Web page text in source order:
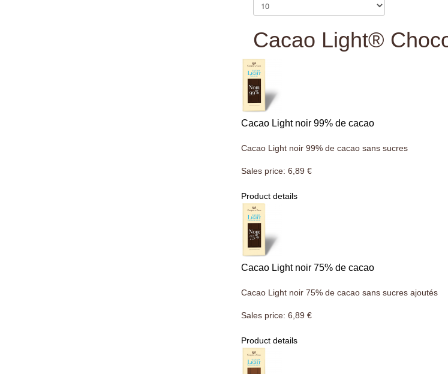
Cacao Light®
Cacao Light noir 99% de cacao
Cacao Light noir 99% de cacao sans sucres
Sales price: 6,89 €
Product details
Cacao Light noir 75% de cacao
Cacao Light noir 75% de cacao sans sucres ajoutés
Sales price: 6,89 €
Product details